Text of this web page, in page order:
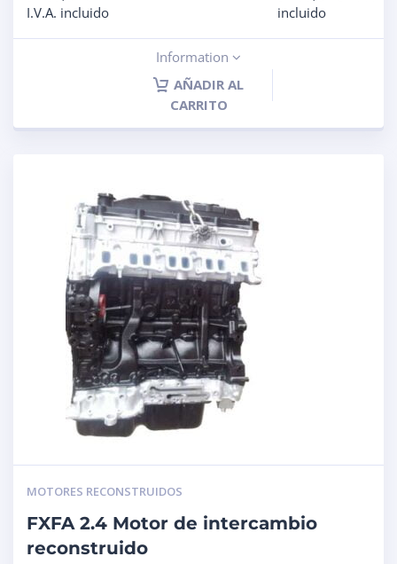
I.V.A. incluido
incluido
Information
AÑADIR AL
CARRITO
MOTORES RECONSTRUIDOS
FXFA 2.4 Motor de intercambio
reconstruido